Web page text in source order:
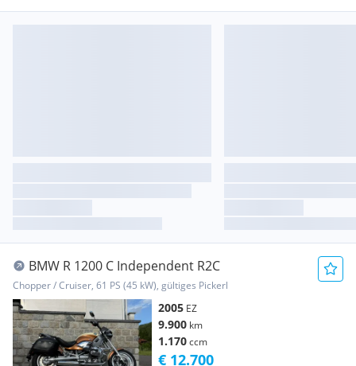
BMW R 1200 C Independent R2C
Chopper / Cruiser, 61 PS (45 kW), gültiges Pickerl
2005 EZ
9.900 km
1.170ccm
€ 12.700